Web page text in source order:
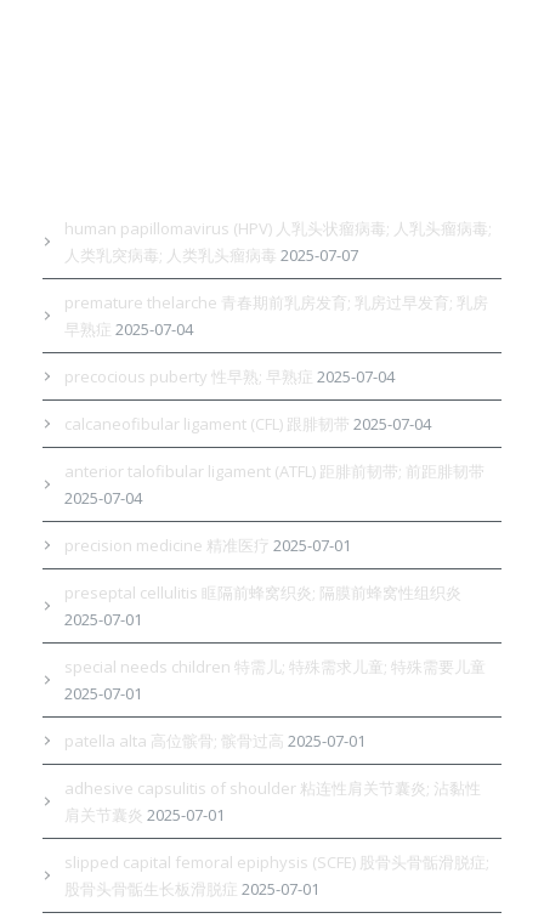
human papillomavirus (HPV) 人乳头状瘤病毒; 人乳头瘤病毒;
人类乳突病毒; 人类乳头瘤病毒 2025-07-07
premature thelarche 青春期前乳房发育; 乳房过早发育; 乳房
早熟症 2025-07-04
precocious puberty 性早熟; 早熟症 2025-07-04
calcaneofibular ligament (CFL) 跟腓韧带 2025-07-04
anterior talofibular ligament (ATFL) 距腓前韧带; 前距腓韧带
2025-07-04
precision medicine 精准医疗 2025-07-01
preseptal cellulitis 眶隔前蜂窝织炎; 隔膜前蜂窝性组织炎
2025-07-01
special needs children 特需儿; 特殊需求儿童; 特殊需要儿童
2025-07-01
patella alta 高位髌骨; 髌骨过高 2025-07-01
adhesive capsulitis of shoulder 粘连性肩关节囊炎; 沾黏性
肩关节囊炎 2025-07-01
slipped capital femoral epiphysis (SCFE) 股骨头骨骺滑脱症;
股骨头骨骺生长板滑脱症 2025-07-01